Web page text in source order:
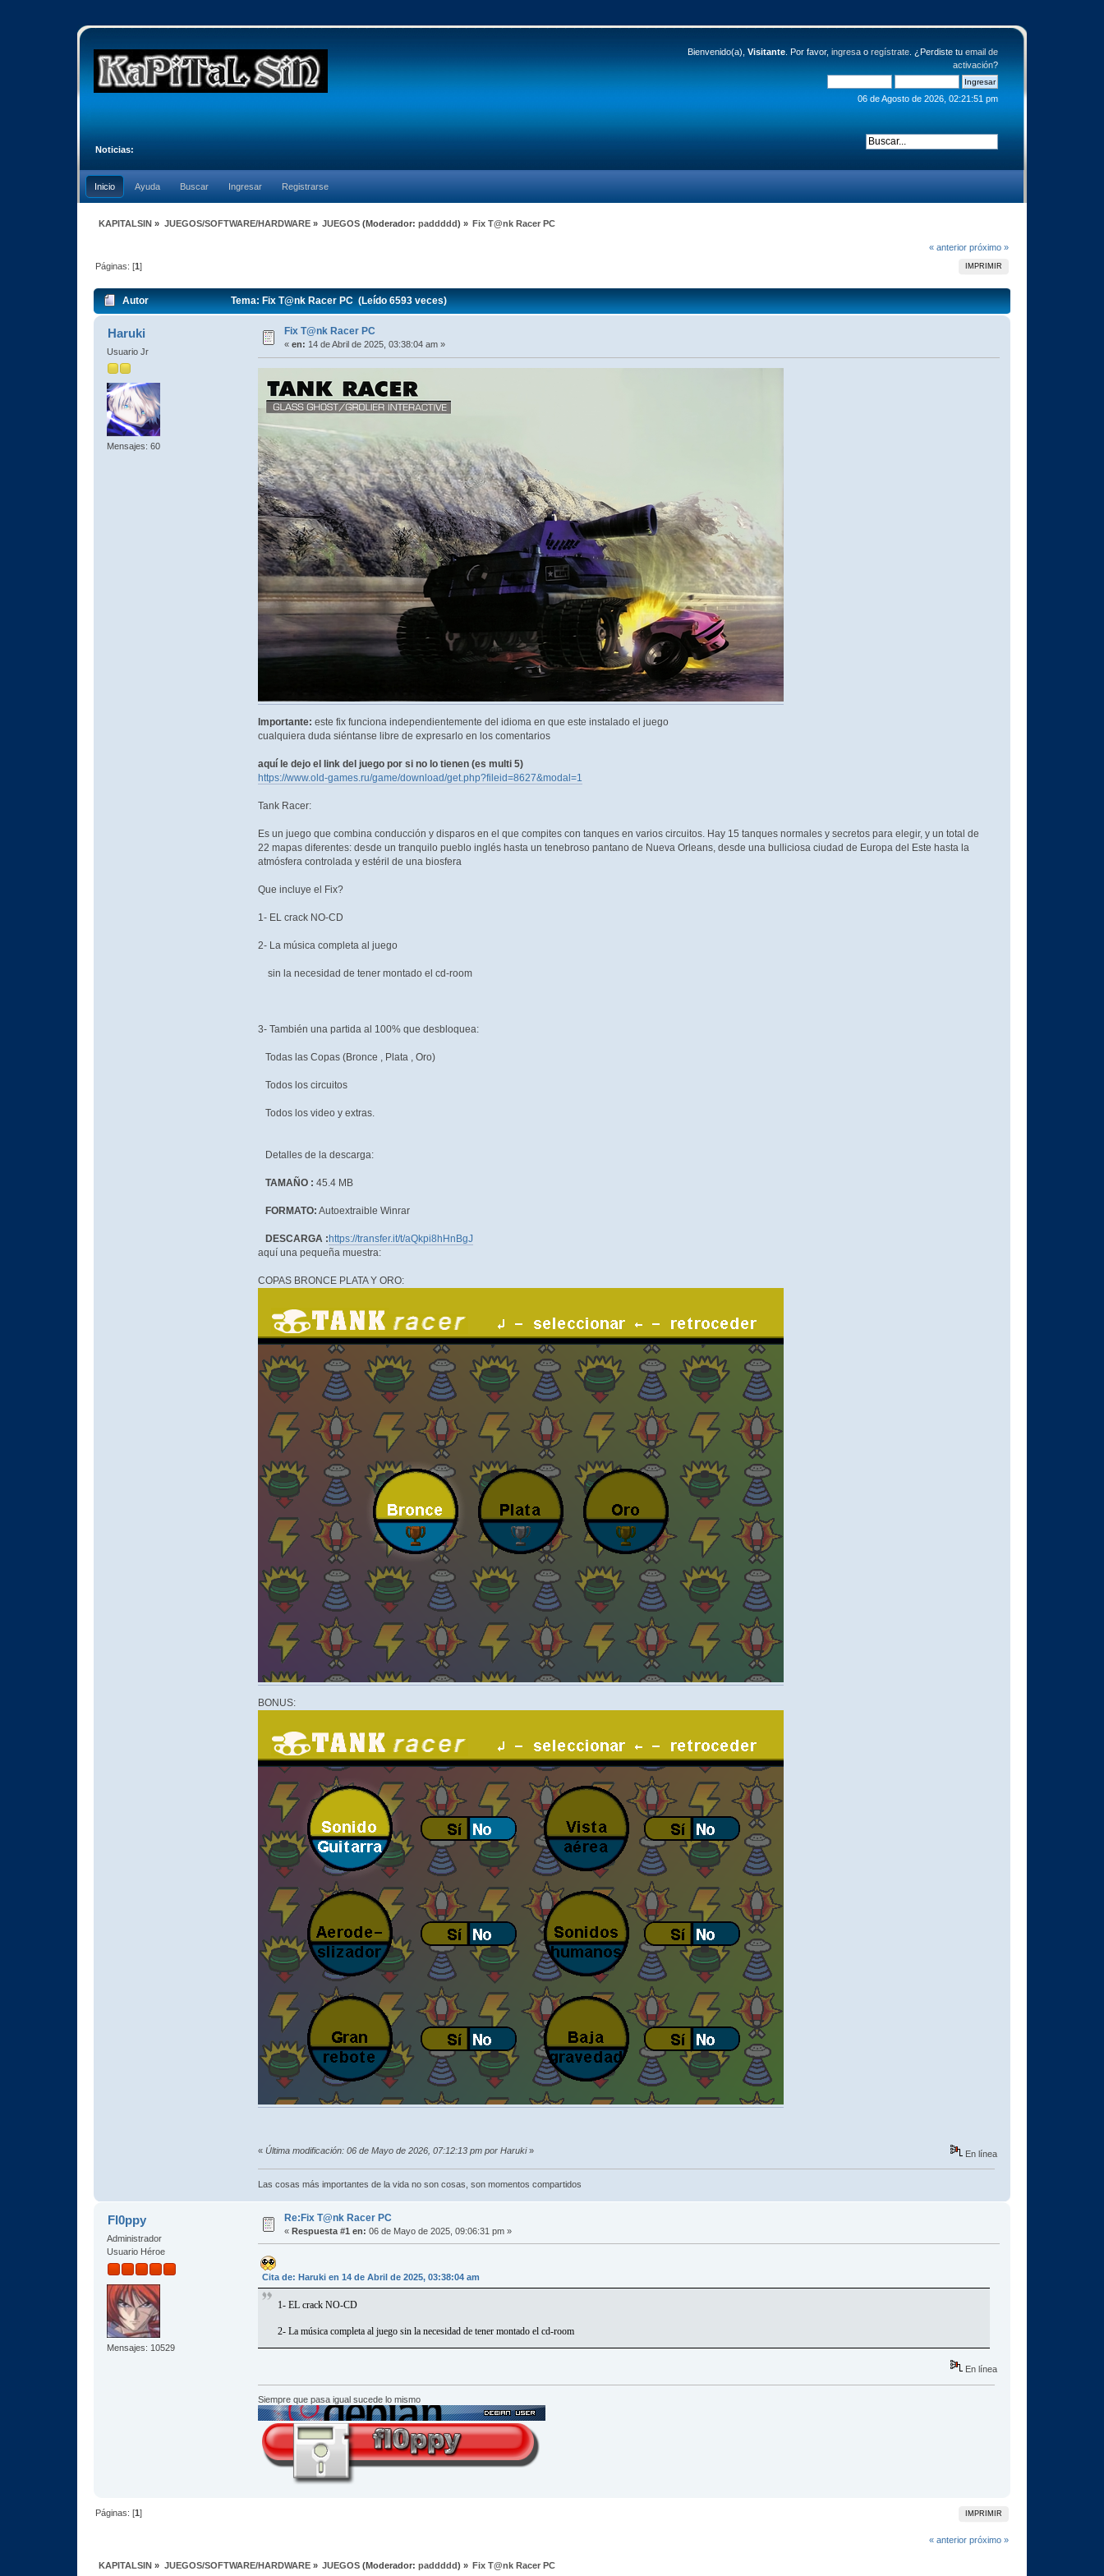
Bienvenido(a), Visitante. Por favor, ingresao regístrate. ¿Perdiste tu email de
activación?
06 de Agosto de 2026, 02:21:51 pm
Noticias:
Inicio Ayuda Buscar Ingresar Registrarse
KAPITALSIN » JUEGOS/SOFTWARE/HARDWARE» JUEGOS (Moderador:paddddd) » Fix T@nk Racer PC
« anterior próximo »
IMPRIMIR
Páginas: [1]
Autor Tema: Fix T@nk Racer PC (Leído 6593 veces)
Haruki
Usuario Jr
Mensajes: 60
Fix T@nk Racer PC
«en: 14 de Abril de 2025, 03:38:04 am »
Importante: este fix funciona independientemente del idioma en que este instalado el juego
cualquiera duda siéntanse libre de expresarlo en los comentarios
aquí le dejo el link del juego por si no lo tienen (es multi 5)
https://www.old-games.ru/game/download/get.php?fileid=8627&modal=1
Tank Racer:
Es un juego que combina conducción y disparos en el que compites con tanques en varios circuitos. Hay 15 tanques normales y secretos para elegir, y un total de
22 mapas diferentes: desde un tranquilo pueblo inglés hasta un tenebroso pantano de Nueva Orleans, desde una bulliciosa ciudad de Europa del Este hasta la
atmósfera controlada y estéril de una biosfera
Que incluye el Fix?
1- EL crack NO-CD
2- La música completa al juego
sin la necesidad de tener montado el cd-room
3- También una partida al 100% que desbloquea:
Todas las Copas (Bronce , Plata , Oro)
Todos los circuitos
Todos los video y extras.
Detalles de la descarga:
TAMAÑO : 45.4 MB
FORMATO: Autoextraible Winrar
DESCARGA : https://transfer.it/t/aQkpi8hHnBgJ
aquí una pequeña muestra:
COPAS BRONCE PLATA Y ORO:
BONUS:
« Última modificación: 06 de Mayo de 2026, 07:12:13 pm por Haruki» En línea
Las cosas más importantes de la vida no son cosas, son momentos compartidos
Fl0ppy
Administrador
Usuario Héroe
Mensajes: 10529
Re:Fix T@nk Racer PC
«Respuesta #1 en: 06 de Mayo de 2025, 09:06:31 pm »
Cita de: Haruki en 14 de Abril de 2025, 03:38:04 am
1- EL crack NO-CD
2- La música completa al juego sin la necesidad de tener montado el cd-room
En línea
Siempre que pasa igual sucede lo mismo
IMPRIMIR
Páginas: [1]
« anterior próximo »
KAPITALSIN » JUEGOS/SOFTWARE/HARDWARE» JUEGOS (Moderador:paddddd) » Fix T@nk Racer PC